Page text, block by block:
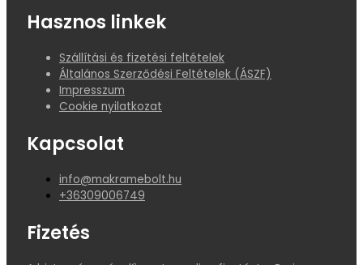
Hasznos linkek
Szállítási és fizetési feltételek
Általános Szerződési Feltételek (ÁSZF)
Impresszum
Cookie nyilatkozat
Kapcsolat
info@makramebolt.hu
+36309006749
Fizetés